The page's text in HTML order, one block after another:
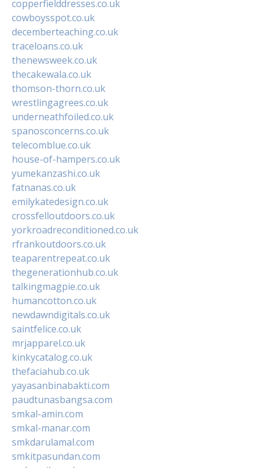
copperfielddresses.co.uk
cowboysspot.co.uk
decemberteaching.co.uk
traceloans.co.uk
thenewsweek.co.uk
thecakewala.co.uk
thomson-thorn.co.uk
wrestlingagrees.co.uk
underneathfoiled.co.uk
spanosconcerns.co.uk
telecomblue.co.uk
house-of-hampers.co.uk
yumekanzashi.co.uk
fatnanas.co.uk
emilykatedesign.co.uk
crossfelloutdoors.co.uk
yorkroadreconditioned.co.uk
rfrankoutdoors.co.uk
teaparentrepeat.co.uk
thegenerationhub.co.uk
talkingmagpie.co.uk
humancotton.co.uk
newdawndigitals.co.uk
saintfelice.co.uk
mrjapparel.co.uk
kinkycatalog.co.uk
thefaciahub.co.uk
yayasanbinabakti.com
paudtunasbangsa.com
smkal-amin.com
smkal-manar.com
smkdarulamal.com
smkitpasundan.com